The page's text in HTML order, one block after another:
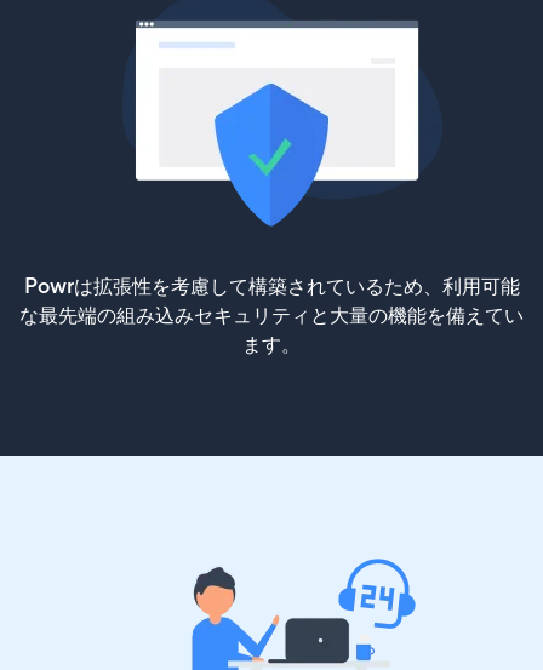
Powrは拡張性を考慮して構築されているため、利用可能
な最先端の組み込みセキュリティと大量の機能を備えてい
ます。